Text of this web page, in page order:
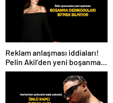
Reklam anlaşması iddiaları!
Pelin Akil’den yeni boşanma
açıklaması